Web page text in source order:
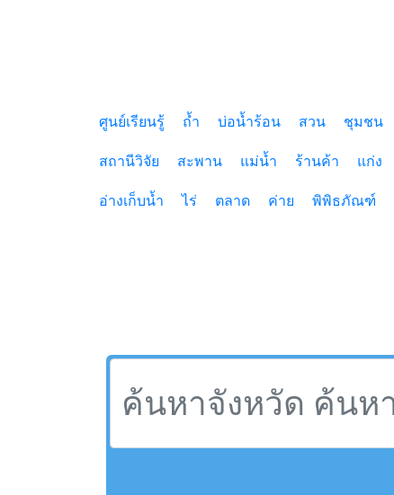
ศูนย์เรียนรู้ ถ้ำ บ่อน้ำร้อน สวน ชุมชน
สถานีวิจัย สะพาน แม่น้ำ ร้านค้า แก่ง
อ่างเก็บน้ำ ไร่ ตลาด ค่าย พิพิธภัณฑ์